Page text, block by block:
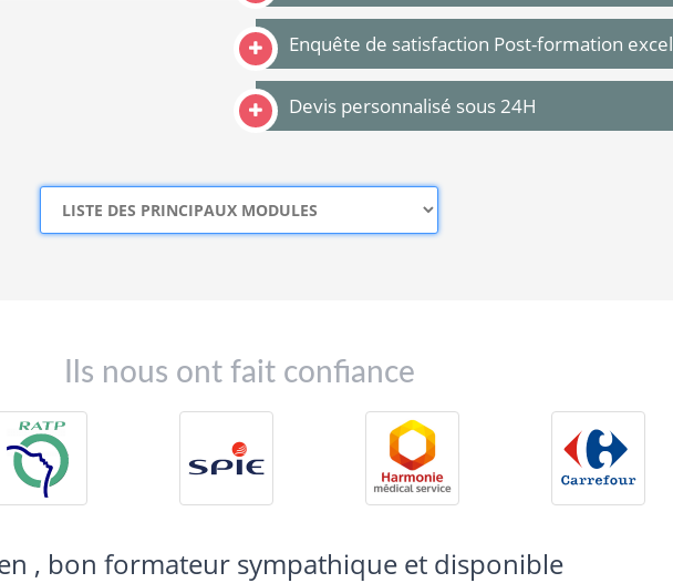
Enquête de satisfaction Post-formation excel
Devis personnalisé sous 24H
Ils nous ont fait confiance
non adapté pour notre travail